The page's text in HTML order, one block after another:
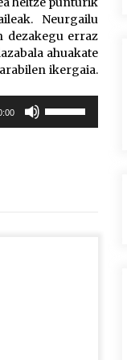
Neurgailu
dezakegu erraz
ahuakate
ikergaia.